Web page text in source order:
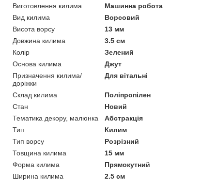
Виготовлення килима
Машинна робота
Вид килима
Ворсовий
Висота ворсу
13 мм
Довжина килима
3.5 см
Колір
Зелений
Основа килима
Джут
Призначення килима/
доріжки
Для вітальні
Склад килима
Поліпропілен
Стан
Новий
Тематика декору, малюнка
Абстракція
Тип
Килим
Тип ворсу
Розрізний
Товщина килима
15 мм
Форма килима
Прямокутний
Ширина килима
2.5 см